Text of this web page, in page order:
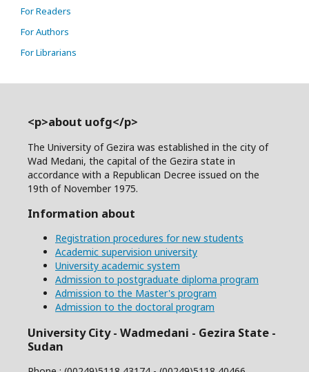
For Readers
For Authors
For Librarians
<p>about uofg</p>
The University of Gezira was established in the city of
Wad Medani, the capital of the Gezira state in
accordance with a Republican Decree issued on the
19th of November 1975.
Information about
Registration procedures for new students
Academic supervision university
University academic system
Admission to postgraduate diploma program
Admission to the Master's program
Admission to the doctoral program
University City - Wadmedani - Gezira State -
Sudan